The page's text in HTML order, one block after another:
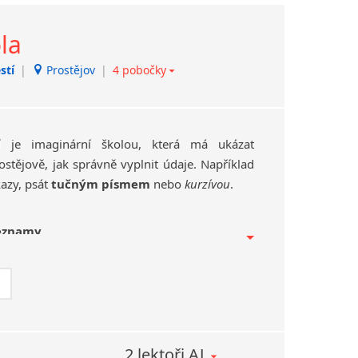
se zde na
| Prostějov | 4 pobočky
je imaginární školou, která má ukázat
jak správně vyplnit údaje. Například
psáttučným písmem nebokurzívou.
odkaz – krátký komentář se zalomením
opět s komentářem.
nebo číslované seznamy, protože dlouhé